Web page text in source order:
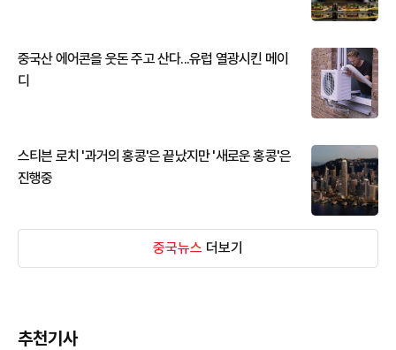
중국산 에어콘을 웃돈 주고 산다...유럽 열광시킨 메이
디
스티븐 로치 '과거의 홍콩'은 끝났지만 '새로운 홍콩'은
진행중
중국뉴스 더보기
추천기사